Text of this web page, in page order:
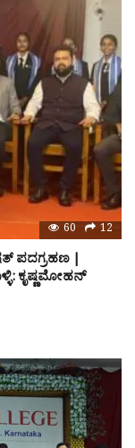
60 12
ಪದಗ್ರಹಣ |
ಕೃಷ್ಣಮೋಹನ್